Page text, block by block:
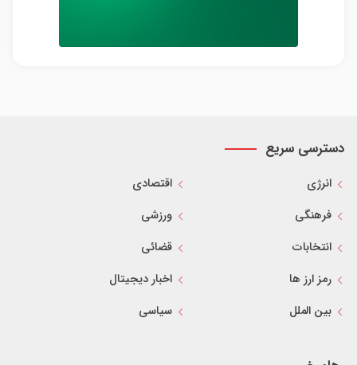
دسترسی سریع
انرژی
اقتصادی
فرهنگی
ورزشی
انتخابات
قضائی
رمز ارز ها
اخبار دیجیتال
بین الملل
سیاسی